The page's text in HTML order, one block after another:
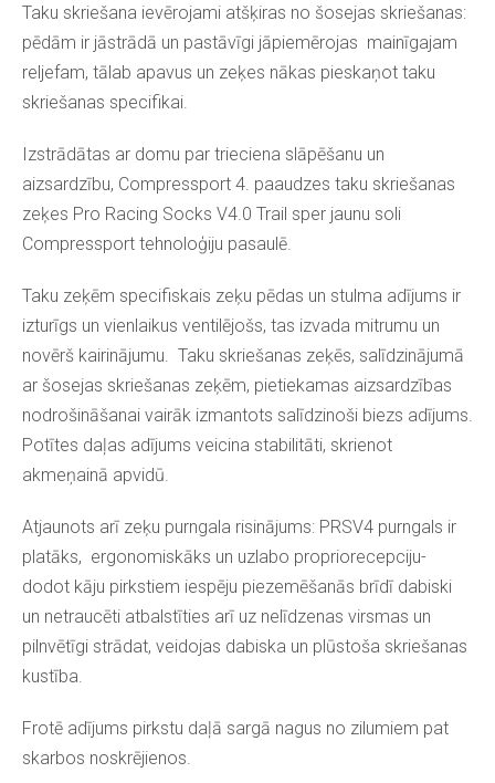
Taku skriešana ievērojami atšķiras no šosejas skriešanas:
pēdām ir jāstrādā un pastāvīgi jāpiemērojas mainīgajam
reljefam, tālab apavus un zeķes nākas pieskaņot taku
skriešanas specifikai.
Izstrādātas ar domu par trieciena slāpēšanu un
aizsardzību, Compressport 4. paaudzes taku skriešanas
zeķes Pro Racing Socks V4.0 Trail sper jaunu soli
Compressport tehnoloģiju pasaulē.
Taku zeķēm specifiskais zeķu pēdas un stulma adījums ir
izturīgs un vienlaikus ventilējošs, tas izvada mitrumu un
novērš kairinājumu. Taku skriešanas zeķēs, salīdzinājumā
ar šosejas skriešanas zeķēm, pietiekamas aizsardzības
nodrošināšanai vairāk izmantots salīdzinoši biezs adījums.
Potītes daļas adījums veicina stabilitāti, skrienot
akmeņainā apvidū.
Atjaunots arī zeķu purngala risinājums: PRSV4 purngals ir
platāks, ergonomiskāks un uzlabo propriorecepciju-
dodot kāju pirkstiem iespēju piezemēšanās brīdī dabiski
un netraucēti atbalstīties arī uz nelīdzenas virsmas un
pilnvētīgi strādat, veidojas dabiska un plūstoša skriešanas
kustība.
Frotē adījums pirkstu daļā sargā nagus no zilumiem pat
skarbos noskrējienos.